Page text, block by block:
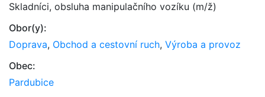
Skladníci, obsluha manipulačního vozíku (m/ž)
Obor(y):
Doprava, Obchod a cestovní ruch, Výroba a provoz
Obec:
Pardubice